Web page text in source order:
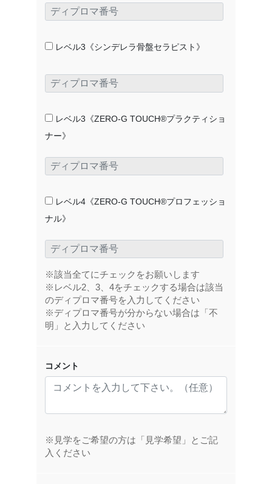
レベル3《シンデレラ骨盤セラピスト》
レベル3《ZERO-G TOUCH®プラクティショ
ナー》
レベル4《ZERO-G TOUCH®プロフェッショ
ナル》
※該当全てにチェックをお願いします
※レベル2、3、4をチェックする場合は該当
のディプロマ番号を入力してください
※ディプロマ番号が分からない場合は「不
明」と入力してください
コメント
※見学をご希望の方は「見学希望」とご記
入ください